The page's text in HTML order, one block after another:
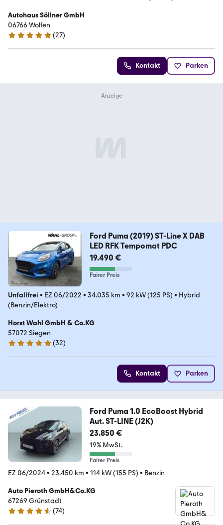
Autohaus Söllner GmbH
06766 Wolfen
5 Sterne
(27)
Kontakt Parken
Ford Puma (2019) ST-Line X DAB
LED RFK Tempomat PDC
19.490 €
Fairer Preis
Unfallfrei • EZ 06/2022 • 34.035 km • 92 kW (125 PS) • Hybrid
(Benzin/Elektro)
Horst Wahl GmbH & Co.KG
57072 Siegen
5 Sterne
(32)
Kontakt Parken
Ford Puma 1.0 EcoBoost Hybrid
Aut. ST-LINE (J2K)
23.850 €
19% MwSt.
Fairer Preis
EZ 06/2024• 23.450 km • 114 kW (155 PS) • Benzin
Auto Pieroth GmbH&Co.KG
67269 Grünstadt
4.6 Sterne
(74)